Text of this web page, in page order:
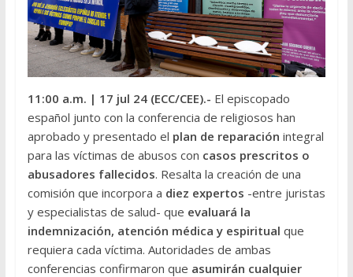
11:00 a.m. | 17 jul 24 (ECC/CEE).- El episcopado
español junto con la conferencia de religiosos han
aprobado y presentado el plan de reparación integral
para las víctimas de abusos con casos prescritos o
abusadores fallecidos. Resalta la creación de una
comisión que incorpora a diez expertos -entre juristas
y especialistas de salud- que evaluará la
indemnización, atención médica y espiritual que
requiera cada víctima. Autoridades de ambas
conferencias confirmaron que asumirán cualquier